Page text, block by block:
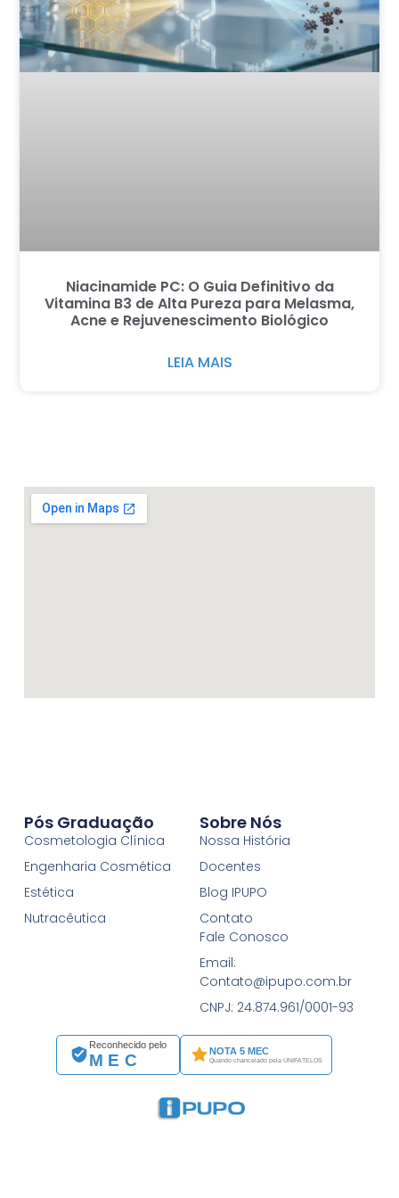
Niacinamide PC: O Guia Definitivo da
Vitamina B3 de Alta Pureza para Melasma,
Acne e Rejuvenescimento Biológico
LEIA MAIS
Reconhecido pelo
MEC
NOTA 5 MEC
Quando chancelado pela UNIFATELOS
Pós Graduação
Cosmetologia Clínica
Engenharia Cosmética
Estética
Nutracêutica
Sobre Nós
Nossa História
Docentes
Blog IPUPO
Contato
Fale Conosco
Email:
Contato@ipupo.com.br
CNPJ: 24.874.961/0001-93